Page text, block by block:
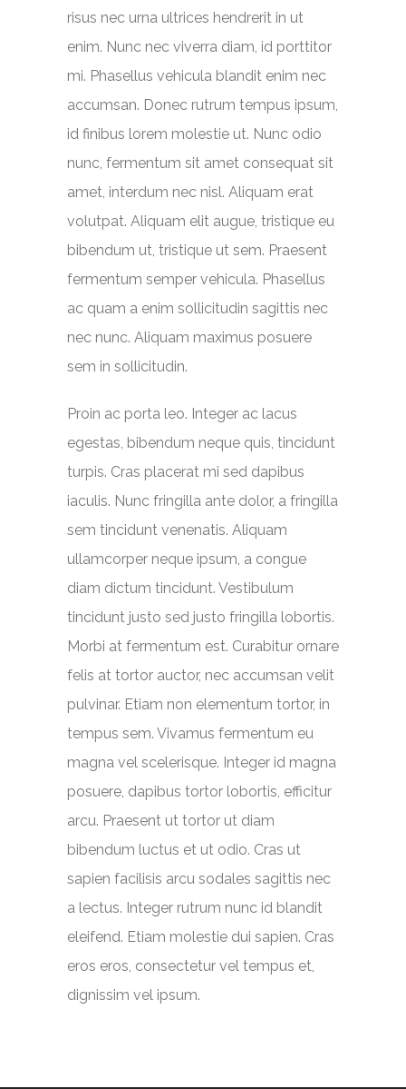
risus nec urna ultrices hendrerit in ut
enim. Nunc nec viverra diam, id porttitor
mi. Phasellus vehicula blandit enim nec
accumsan. Donec rutrum tempus ipsum,
id finibus lorem molestie ut. Nunc odio
nunc, fermentum sit amet consequat sit
amet, interdum nec nisl. Aliquam erat
volutpat. Aliquam elit augue, tristique eu
bibendum ut, tristique ut sem. Praesent
fermentum semper vehicula. Phasellus
ac quam a enim sollicitudin sagittis nec
nec nunc. Aliquam maximus posuere
sem in sollicitudin.
Proin ac porta leo. Integer ac lacus
egestas, bibendum neque quis, tincidunt
turpis. Cras placerat mi sed dapibus
iaculis. Nunc fringilla ante dolor, a fringilla
sem tincidunt venenatis. Aliquam
ullamcorper neque ipsum, a congue
diam dictum tincidunt. Vestibulum
tincidunt justo sed justo fringilla lobortis.
Morbi at fermentum est. Curabitur ornare
felis at tortor auctor, nec accumsan velit
pulvinar. Etiam non elementum tortor, in
tempus sem. Vivamus fermentum eu
magna vel scelerisque. Integer id magna
posuere, dapibus tortor lobortis, efficitur
arcu. Praesent ut tortor ut diam
bibendum luctus et ut odio. Cras ut
sapien facilisis arcu sodales sagittis nec
a lectus. Integer rutrum nunc id blandit
eleifend. Etiam molestie dui sapien. Cras
eros eros, consectetur vel tempus et,
dignissim vel ipsum.